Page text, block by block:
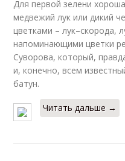
Для первой зелени
медвежий лук или дикий
цветками – лук–скорода,
напоминающими цветки
Суворова, который,
и, конечно, всем
батун.
Читать дальше →